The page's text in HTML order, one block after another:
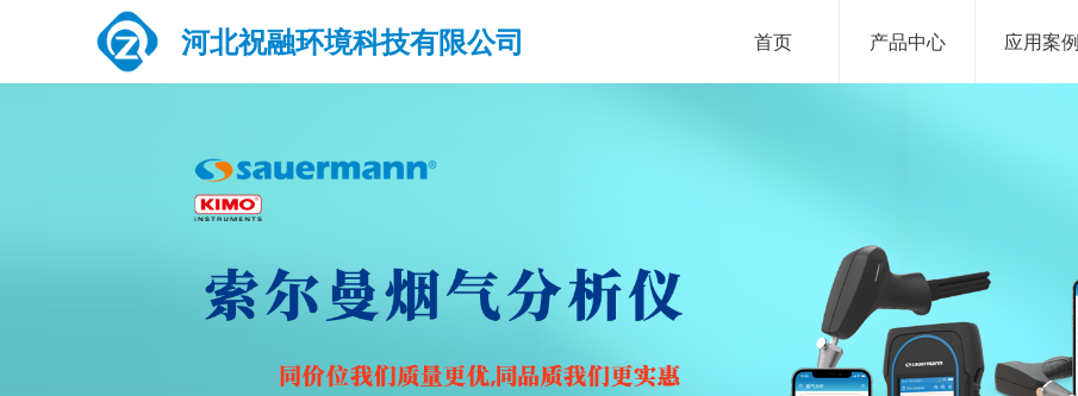
河北祝融环境科技有限公司 首页 产品中心 应用案例